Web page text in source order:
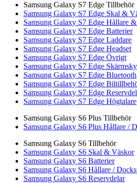
Samsung Galaxy S7 Edge Tillbehör
Samsung Galaxy S7 Edge Skal &
Samsung Galaxy S7 Edge Hållare
Samsung Galaxy S7 Edge Batterier
Samsung Galaxy S7 Edge Laddare
Samsung Galaxy S7 Edge Headset
Samsung Galaxy S7 Edge Övrigt
Samsung Galaxy S7 Edge
Samsung Galaxy S7 Edge Bluetooth
Samsung Galaxy S7 Edge
Samsung Galaxy S7 Edge
Samsung Galaxy S7 Edge Högtalare
Samsung Galaxy S6 Plus Tillbehör
Samsung Galaxy S6 Plus Hållare /
Samsung Galaxy S6 Tillbehör
Samsung Galaxy S6 Skal & Väskor
Samsung Galaxy S6 Batterier
Samsung Galaxy S6 Hållare /
Samsung Galaxy S6 Reservdelar